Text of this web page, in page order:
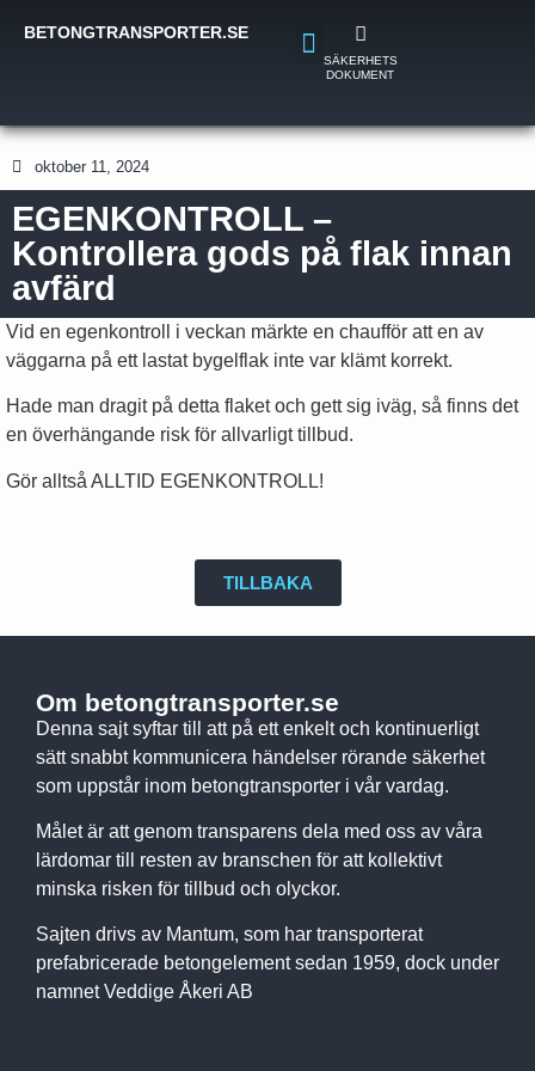
BETONGTRANSPORTER.SE
SÄKERHETS
DOKUMENT
oktober 11, 2024
EGENKONTROLL –
Kontrollera gods på flak innan
avfärd
Vid en egenkontroll i veckan märkte en chaufför att en av
väggarna på ett lastat bygelflak inte var klämt korrekt.
Hade man dragit på detta flaket och gett sig iväg, så finns det
en överhängande risk för allvarligt tillbud.
Gör alltså ALLTID EGENKONTROLL!
TILLBAKA
Om betongtransporter.se
Denna sajt syftar till att på ett enkelt och kontinuerligt
sätt snabbt kommunicera händelser rörande säkerhet
som uppstår inom betongtransporter i vår vardag.
Målet är att genom transparens dela med oss av våra
lärdomar till resten av branschen för att kollektivt
minska risken för tillbud och olyckor.
Sajten drivs av Mantum, som har transporterat
prefabricerade betongelement sedan 1959, dock under
namnet Veddige Åkeri AB